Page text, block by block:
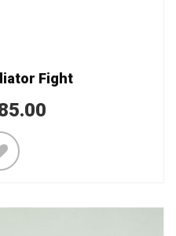
Fight